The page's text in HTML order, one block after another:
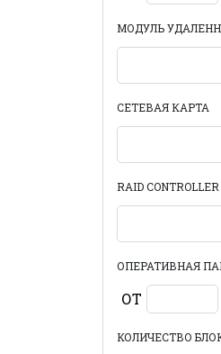
МОДУЛЬ
СЕТЕВАЯ КАРТА
RAID CONTROLLER
ОПЕРАТИВНАЯ
ОТ
КОЛИЧЕСТВО